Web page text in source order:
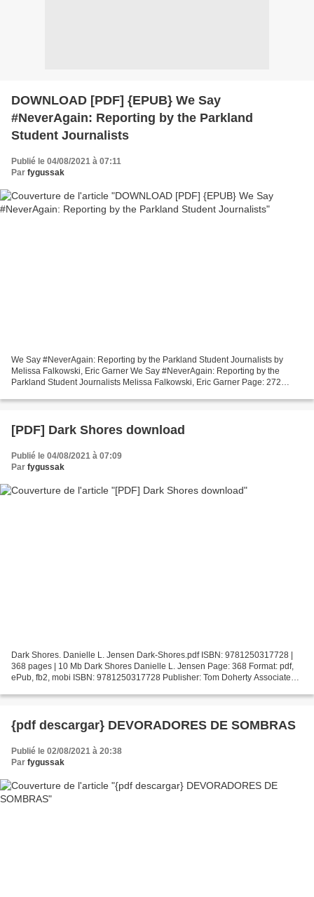
DOWNLOAD [PDF] {EPUB} We Say
#NeverAgain: Reporting by the Parkland
Student Journalists
Publié le 04/08/2021 à 07:11
Par fygussak
We Say #NeverAgain: Reporting by the Parkland Student Journalists by
Melissa Falkowski, Eric Garner We Say #NeverAgain: Reporting by the
Parkland Student Journalists Melissa Falkowski, Eric Garner Page: 272
[PDF] Dark Shores download
Publié le 04/08/2021 à 07:09
Par fygussak
Dark Shores. Danielle L. Jensen Dark-Shores.pdf ISBN: 9781250317728 |
368 pages | 10 Mb Dark Shores Danielle L. Jensen Page: 368 Format: pdf,
ePub, fb2, mobi ISBN: 9781250317728 Publisher: Tom Doherty Associates
{pdf descargar} DEVORADORES DE SOMBRAS
Publié le 02/08/2021 à 20:38
Par fygussak